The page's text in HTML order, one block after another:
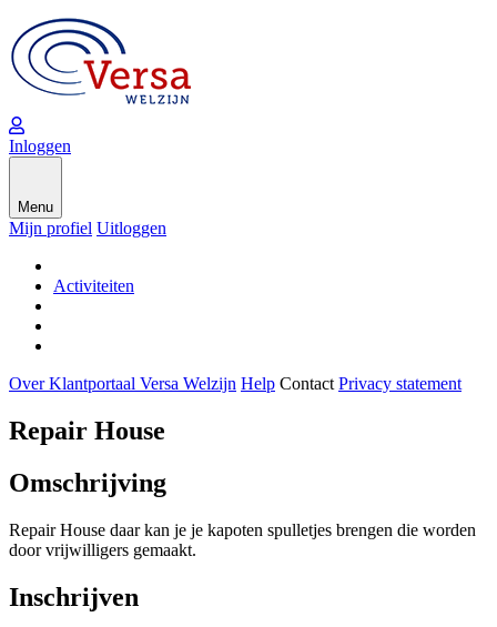
Inloggen
Menu
Mijn profiel Uitloggen
Activiteiten
Over Klantportaal Versa Welzijn Help Contact Privacy statement
Repair House
Omschrijving
Repair House daar kan je je kapoten spulletjes brengen die worden
door vrijwilligers gemaakt.
Inschrijven